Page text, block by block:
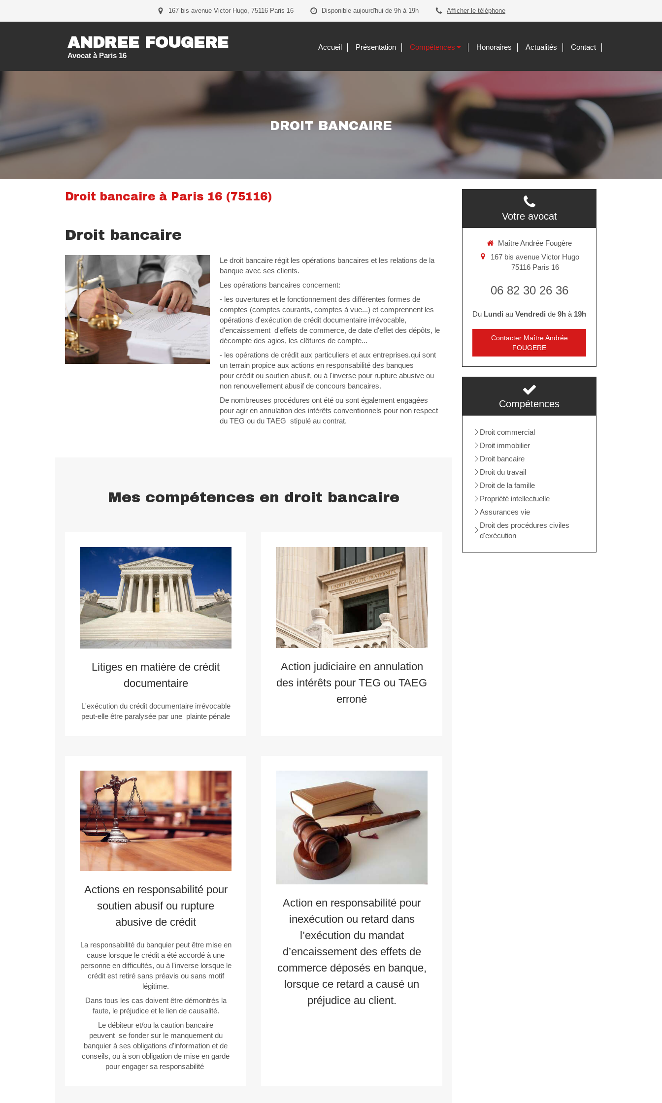
167 bis avenue Victor Hugo, 75116 Paris 16 Disponible aujourd'hui de 9h à 19h Afficher le téléphone
Accueil Présentation Compétences Honoraires Actualités Contact
ANDREE FOUGERE
Avocat à Paris 16
DROIT BANCAIRE
Droit bancaire à Paris 16 (75116)
Droit bancaire
Le droit bancaire régit les opérations bancaires et les relations de la
banque avec ses clients.
Les opérations bancaires concernent:
- les ouvertures et le fonctionnement des différentes formes de
comptes (comptes courants, comptes à vue...) et comprennent les
opérations d'exécution de crédit documentaire irrévocable,
d'encaissement d'effets de commerce, de date d'effet des dépôts, le
décompte des agios, les clôtures de compte...
- les opérations de crédit aux particuliers et aux entreprises.qui sont
un terrain propice aux actions en responsabilité des banques
pour crédit ou soutien abusif, ou à l'inverse pour rupture abusive ou
non renouvellement abusif de concours bancaires.
De nombreuses procédures ont été ou sont également engagées
pour agir en annulation des intérêts conventionnels pour non respect
du TEG ou du TAEG stipulé au contrat.
Mes compétences en droit bancaire
Litiges en matière de crédit
documentaire
L'exécution du crédit documentaire irrévocable
peut-elle être paralysée par une plainte pénale
Action judiciaire en annulation
des intérêts pour TEG ou TAEG
erroné
Actions en responsabilité pour
soutien abusif ou rupture
abusive de crédit
La responsabilité du banquier peut être mise en
cause lorsque le crédit a été accordé à une
personne en difficultés, ou à l'inverse lorsque le
crédit est retiré sans préavis ou sans motif
légitime.
Dans tous les cas doivent être démontrés la
faute, le préjudice et le lien de causalité.
Le débiteur et/ou la caution bancaire
peuvent se fonder sur le manquement du
banquier à ses obligations d’information et de
conseils, ou à son obligation de mise en garde
pour engager sa responsabilité
Action en responsabilité pour
inexécution ou retard dans
l’exécution du mandat
d’encaissement des effets de
commerce déposés en banque,
lorsque ce retard a causé un
préjudice au client.
Votre avocat
Maître Andrée Fougère
167 bis avenue Victor Hugo
75116 Paris 16
06 82 30 26 36
Du Lundi au Vendredi de 9h à 19h
Contacter Maître Andrée
FOUGERE
Compétences
Droit commercial
Droit immobilier
Droit bancaire
Droit du travail
Droit de la famille
Propriété intellectuelle
Assurances vie
Droit des procédures civiles
d'exécution